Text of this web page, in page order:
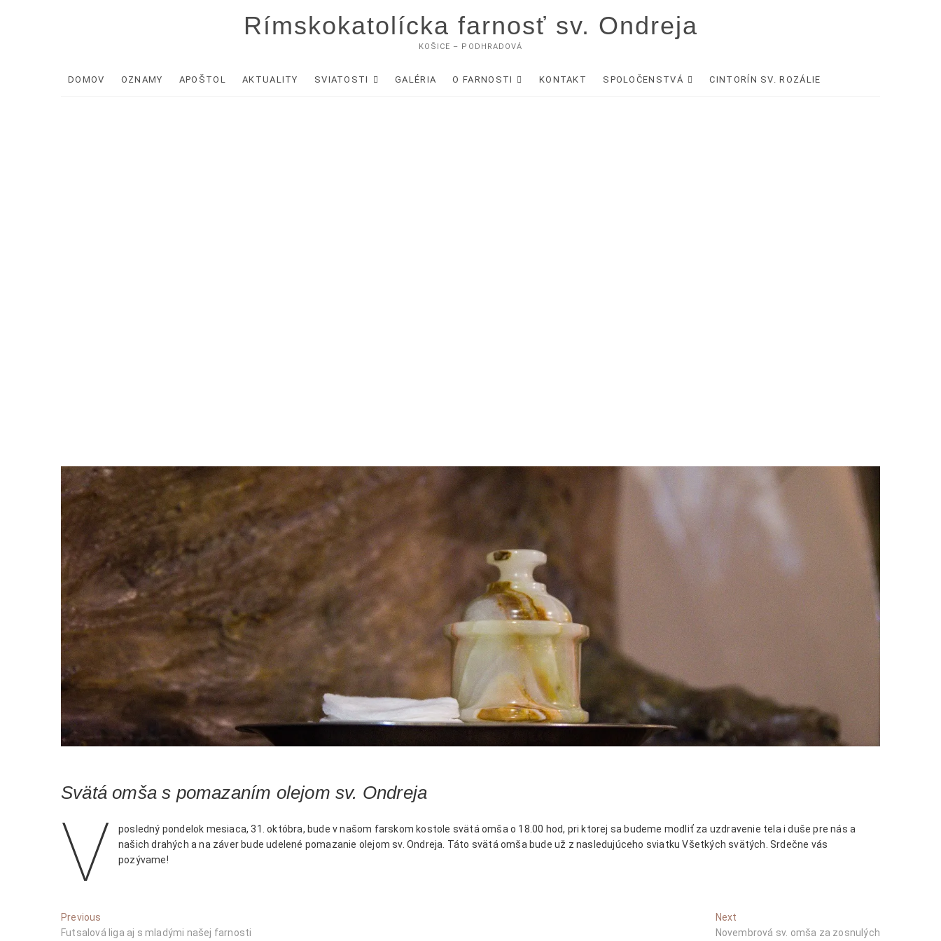
Rímskokatolícka farnosť sv. Ondreja
KOŠICE – PODHRADOVÁ
DOMOV OZNAMY APOŠTOL AKTUALITY SVIATOSTI GALÉRIA O FARNOSTI KONTAKT SPOLOČENSTVÁ CINTORÍN SV. ROZÁLIE
Svätá omša s pomazaním olejom sv. Ondreja
V
posledný pondelok mesiaca, 31. októbra, bude v našom farskom kostole svätá omša o 18.00 hod, pri ktorej sa budeme modliť za uzdravenie tela i duše pre nás a
našich drahých a na záver bude udelené pomazanie olejom sv. Ondreja. Táto svätá omša bude už z nasledujúceho sviatku Všetkých svätých. Srdečne vás
pozývame!
Navigácia
Previous
post:
Futsalová liga aj s mladými našej farnosti
Next
post:
Novembrová sv. omša za zosnulých